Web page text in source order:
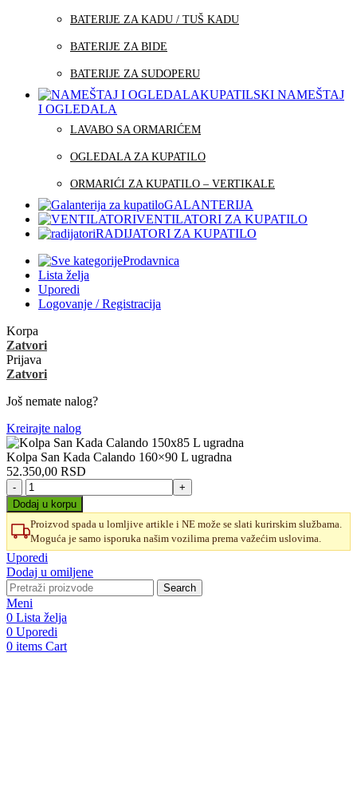
BATERIJE ZA KADU / TUŠ KADU
BATERIJE ZA BIDE
BATERIJE ZA SUDOPERU
KUPATILSKI NAMEŠTAJ
I OGLEDALA
LAVABO SA ORMARIĆEM
OGLEDALA ZA KUPATILO
ORMARIĆI ZA KUPATILO – VERTIKALE
GALANTERIJA
VENTILATORI ZA KUPATILO
RADIJATORI ZA KUPATILO
Prodavnica
Lista želja
Uporedi
Logovanje / Registracija
Korpa
Zatvori
Prijava
Zatvori
Još nemate nalog?
Kreirajte nalog
Kolpa San Kada Calando 160×90 L ugradna
52.350,00 RSD
Kolpa
San
Kada
Calando
160x90
L
ugradna
količina
Dodaj u korpu
Proizvod spada u lomljive artikle i NE može se slati kurirskim službama.
Moguća je samo isporuka našim vozilima prema važećim uslovima.
Uporedi
Dodaj u omiljene
Search
Meni
0 Lista želja
0 Uporedi
0 items Cart